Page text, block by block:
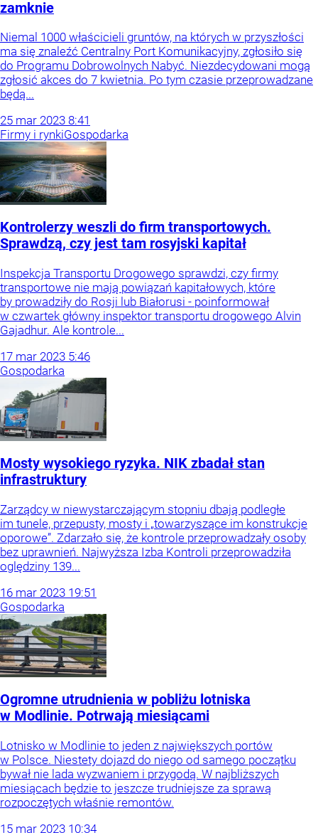
zamknie
Niemal 1000 właścicieli gruntów, na których w przyszłości
ma się znaleźć Centralny Port Komunikacyjny, zgłosiło się
do Programu Dobrowolnych Nabyć. Niezdecydowani mogą
zgłosić akces do 7 kwietnia. Po tym czasie przeprowadzane
będą...
25 mar 2023 8:41
Firmy i rynkiGospodarka
Kontrolerzy weszli do firm transportowych.
Sprawdzą, czy jest tam rosyjski kapitał
Inspekcja Transportu Drogowego sprawdzi, czy firmy
transportowe nie mają powiązań kapitałowych, które
by prowadziły do Rosji lub Białorusi - poinformował
w czwartek główny inspektor transportu drogowego Alvin
Gajadhur. Ale kontrole...
17 mar 2023 5:46
Gospodarka
Mosty wysokiego ryzyka. NIK zbadał stan
infrastruktury
Zarządcy w niewystarczającym stopniu dbają podległe
im tunele, przepusty, mosty i „towarzyszące im konstrukcje
oporowe”. Zdarzało się, że kontrole przeprowadzały osoby
bez uprawnień. Najwyższa Izba Kontroli przeprowadziła
oględziny 139...
16 mar 2023 19:51
Gospodarka
Ogromne utrudnienia w pobliżu lotniska
w Modlinie. Potrwają miesiącami
Lotnisko w Modlinie to jeden z największych portów
w Polsce. Niestety dojazd do niego od samego początku
bywał nie lada wyzwaniem i przygodą. W najbliższych
miesiącach będzie to jeszcze trudniejsze za sprawą
rozpoczętych właśnie remontów.
15 mar 2023 10:34